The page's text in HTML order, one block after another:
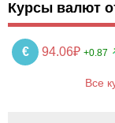
Курсы валют
€ 94.06₽ +0.87
Все